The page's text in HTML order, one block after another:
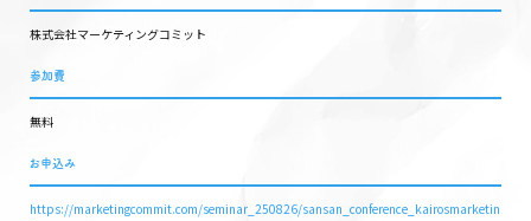
株式会社マーケティングコミット
参加費
無料
お申込み
https://marketingcommit.com/seminar_250826/sansan_conference_kairosmarketin